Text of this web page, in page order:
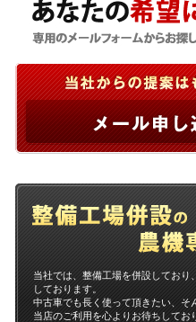
当社では、整備工場を併設してお
しております。
中古車でも長く使って頂きたい、そ
当店のご利用を心よりお待ちしてお